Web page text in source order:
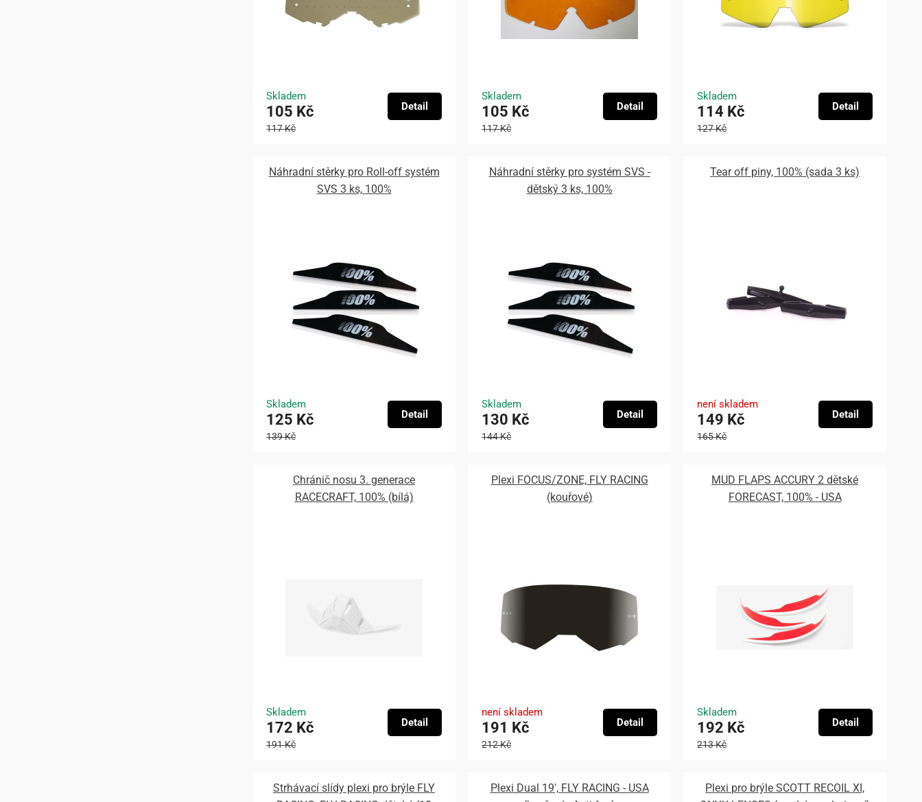
Skladem
105 Kč
117 Kč
Detail
Skladem
105 Kč
117 Kč
Detail
Skladem
114 Kč
127 Kč
Detail
Náhradní stěrky pro Roll-off systém
SVS 3 ks, 100%
Skladem
125 Kč
139 Kč
Detail
Náhradní stěrky pro systém SVS -
dětský 3 ks, 100%
Skladem
130 Kč
144 Kč
Detail
Tear off piny, 100% (sada 3 ks)
není skladem
149 Kč
165 Kč
Detail
Chránič nosu 3. generace
RACECRAFT, 100% (bílá)
Skladem
172 Kč
191 Kč
Detail
Plexi FOCUS/ZONE, FLY RACING
(kouřové)
není skladem
191 Kč
212 Kč
Detail
MUD FLAPS ACCURY 2 dětské
FORECAST, 100% - USA
Skladem
192 Kč
213 Kč
Detail
Strhávací slídy plexi pro brýle FLY
Plexi Dual 19', FLY RACING - USA
Plexi pro brýle SCOTT RECOIL XI,